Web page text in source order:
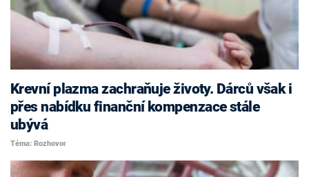
Krevní plazma zachraňuje životy. Dárců však i
přes nabídku finanční kompenzace stále
ubývá
Téma: Rozhovor